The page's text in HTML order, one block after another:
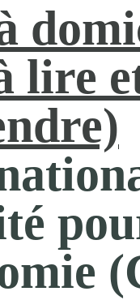
lire